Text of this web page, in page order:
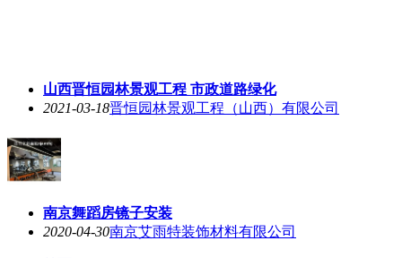
山西晋恒园林景观工程 市政道路绿化
2021-03-18晋恒园林景观工程（山西）有限公司
南京舞蹈房镜子安装
2020-04-30南京艾雨特装饰材料有限公司